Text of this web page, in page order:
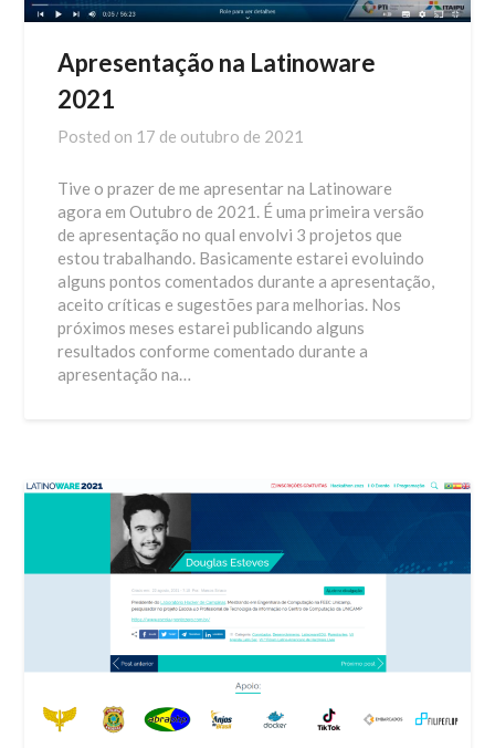
Apresentação na Latinoware
2021
Posted on 17 de outubro de 2021
Tive o prazer de me apresentar na Latinoware
agora em Outubro de 2021. É uma primeira versão
de apresentação no qual envolvi 3 projetos que
estou trabalhando. Basicamente estarei evoluindo
alguns pontos comentados durante a apresentação,
aceito críticas e sugestões para melhorias. Nos
próximos meses estarei publicando alguns
resultados conforme comentado durante a
apresentação na…